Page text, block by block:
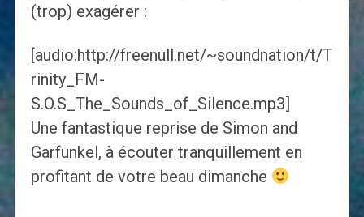
(trop) exagérer :
[audio:http://freenull.net/~soundnation/t/T
rinity_FM-
S.O.S_The_Sounds_of_Silence.mp3]
Une fantastique reprise de Simon and
Garfunkel, à écouter tranquillement en
profitant de votre beau dimanche